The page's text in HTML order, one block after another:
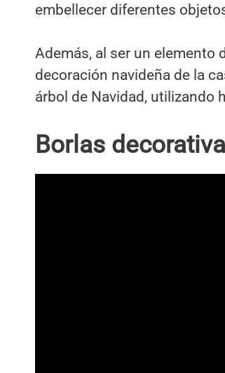
embellecer diferentes
Además, al ser un elemento
decoración navideña de la
árbol de Navidad, utilizando
Borlas